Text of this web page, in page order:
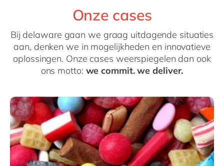
Onze cases
Bij delaware gaan we graag uitdagende situaties
aan, denken we in mogelijkheden en innovatieve
oplossingen. Onze cases weerspiegelen dan ook
ons motto: we commit. we deliver.